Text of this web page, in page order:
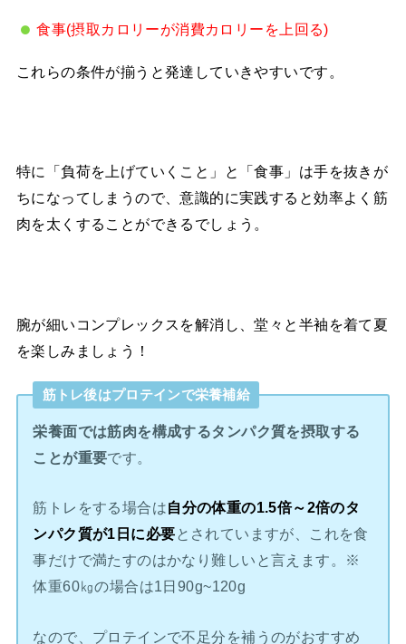
食事(摂取カロリーが消費カロリーを上回る)
これらの条件が揃うと発達していきやすいです。
特に「負荷を上げていくこと」と「食事」は手を抜きが
ちになってしまうので、意識的に実践すると効率よく筋
肉を太くすることができるでしょう。
腕が細いコンプレックスを解消し、堂々と半袖を着て夏
を楽しみましょう！
筋トレ後はプロテインで栄養補給
栄養面では筋肉を構成するタンパク質を摂取する
ことが重要です。
筋トレをする場合は自分の体重の1.5倍～2倍のタ
ンパク質が1日に必要 とされていますが、これを食
事だけで満たすのはかなり難しいと言えます。※
体重60㎏の場合は1日90g~120g
なので、プロテインで不足分を補うのがおすすめ